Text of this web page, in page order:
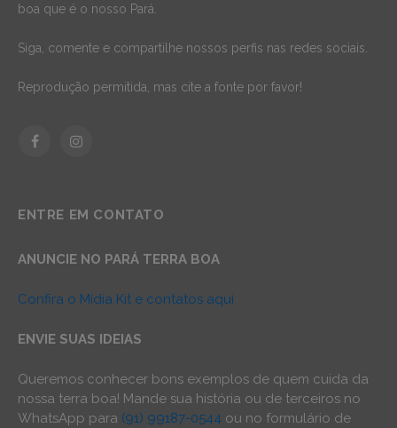
boa que é o nosso Pará.
Siga, comente e compartilhe nossos perfis nas redes sociais.
Reprodução permitida, mas cite a fonte por favor!
FacebookInstagram
ENTRE EM CONTATO
ANUNCIE NO PARÁ TERRA BOA
Confira o Mídia Kit e contatos aqui
ENVIE SUAS IDEIAS
Queremos conhecer bons exemplos de quem cuida da
nossa terra boa! Mande sua história ou de terceiros no
WhatsApp para (91) 99187-0544 ou no formulário de